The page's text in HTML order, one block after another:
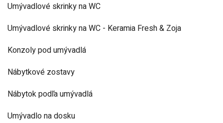
Umývadlové skrinky na WC
Umývadlové skrinky na WC - Keramia Fresh & Zoja
Konzoly pod umývadlá
Nábytkové zostavy
Nábytok podľa umývadlá
Umývadlo na dosku